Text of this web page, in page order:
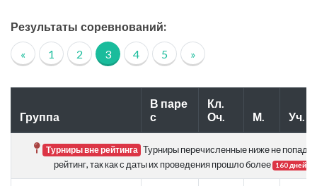
Результаты соревнований:
« 1 2 3 4 5 »
Группа
В паре
с
Кл.
Оч.
М. Уч.
Турниры вне рейтинга Турниры перечисленные ниже не
рейтинг, так как с даты их проведения прошло более
160 дней